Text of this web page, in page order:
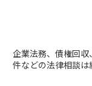
企業法務、債権回
件などの法律相談